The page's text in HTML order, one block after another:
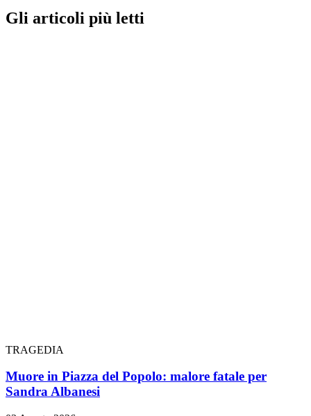
Gli articoli più letti
TRAGEDIA
Muore in Piazza del Popolo: malore fatale per
Sandra Albanesi